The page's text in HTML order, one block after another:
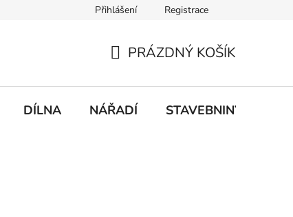
Doprava a platbaPřihlášení Registrace
KOŠÍK
PRÁZDNÝ KOŠÍK
DÍLNA NÁŘADÍ STAVEBNINY